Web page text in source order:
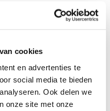
cookies
en advertenties te
social media te bieden
Ook delen we
onze site met onze